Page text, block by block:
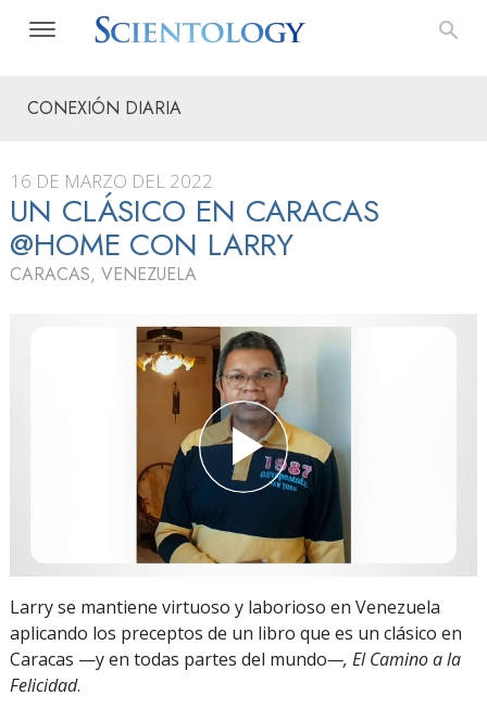
CONEXIÓN DIARIA
16 DE MARZO DEL 2022
UN CLÁSICO EN CARACAS
@HOME CON LARRY
CARACAS, VENEZUELA
Larry se mantiene virtuoso y laborioso en Venezuela
aplicando los preceptos de un libro que es un clásico en
Caracas —yen todas partes del mundo—, El Camino a la
Felicidad.